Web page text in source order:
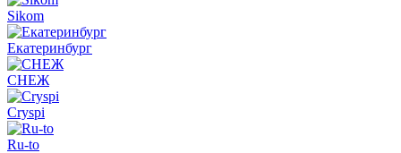
Sikom
Екатеринбург
СНЕЖ
Cryspi
Ru-to